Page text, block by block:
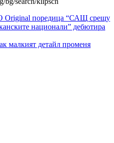
Original поредица “САЩ срещу
национали” дебютира
малкият детайл променя